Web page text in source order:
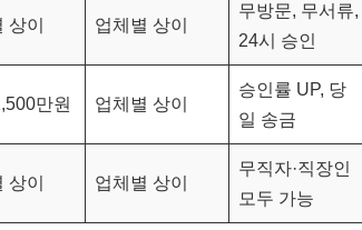
상이 업체별 상이
무방문, 무서류,
24시 승인
만원 업체별 상이
승인률 UP, 당
일 송금
상이 업체별 상이
무직자·직장인
모두 가능